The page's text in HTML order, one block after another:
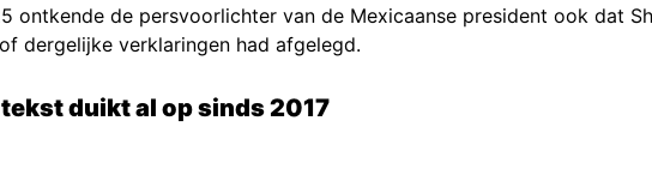
ontkende de persvoorlichter van de Mexicaanse president ook dat
dergelijke verklaringen had afgelegd.
duikt al op sinds 2017